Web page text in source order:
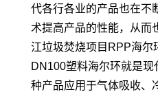
代各行各业的产品也在不
术提高产品的性能，从而
江垃圾焚烧项目RPP海尔
DN100塑料海尔环就是
种产品应用于气体吸收、